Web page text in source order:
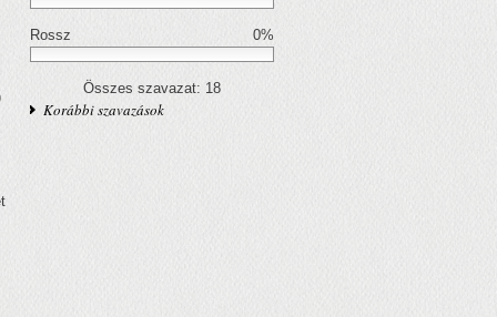
0%
Rossz
Összes szavazat: 18
Korábbi szavazások